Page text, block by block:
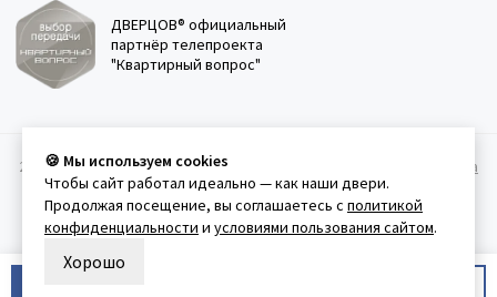
ДВЕРЦОВ® официальный
партнёр телепроекта
"Квартирный вопрос"
2011-2026 © Дверцов. Карта сайта
Политика
конфеденциальности Условия использования сайта
🍪 Мы используем cookies
Чтобы сайт работал идеально — как наши двери.
Продолжая посещение, вы соглашаетесь с политикой
конфиденциальности и условиями пользования сайтом.
Хорошо